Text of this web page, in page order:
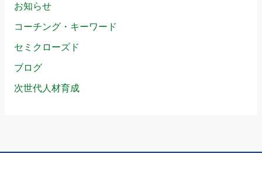
お知らせ
コーチング・キーワード
セミクローズド
ブログ
次世代人材育成